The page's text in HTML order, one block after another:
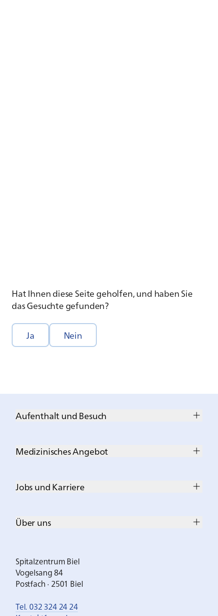
Hat Ihnen diese Seite geholfen, und haben Sie
das Gesuchte gefunden?
Ja Nein
Aufenthalt und Besuch
Medizinisches Angebot
Jobs und Karriere
Über uns
Spitalzentrum Biel
Vogelsang 84
Postfach · 2501 Biel
Tel. 032 324 24 24